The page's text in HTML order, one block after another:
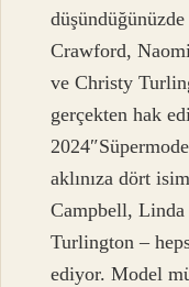
Crawford,
ve Christy
gerçekten hak
aklınıza dört
Campbell,
Turlington –
ediyor. Model